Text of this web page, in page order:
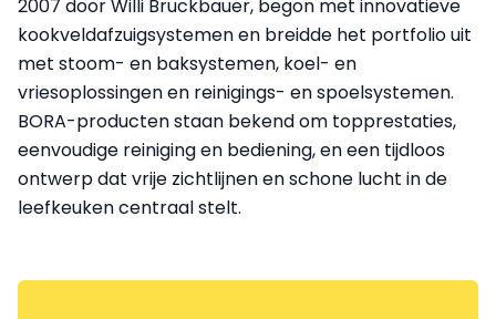
2007 door Willi Bruckbauer, begon met innovatieve
kookveldafzuigsystemen en breidde het portfolio uit
met stoom- en baksystemen, koel- en
vriesoplossingen en reinigings- en spoelsystemen.
BORA-producten staan bekend om topprestaties,
eenvoudige reiniging en bediening, en een tijdloos
ontwerp dat vrije zichtlijnen en schone lucht in de
leefkeuken centraal stelt.